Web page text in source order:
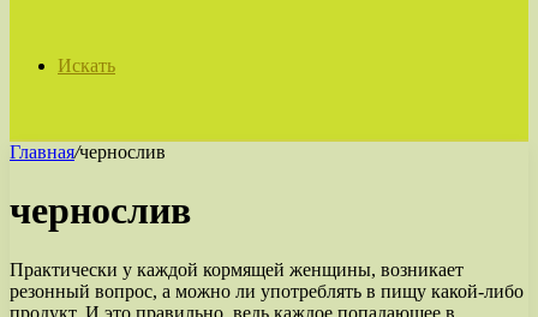
Искать
Главная/чернослив
чернослив
Практически у каждой кормящей женщины, возникает
резонный вопрос, а можно ли употреблять в пищу какой-либо
продукт. И это правильно, ведь каждое попадающее в